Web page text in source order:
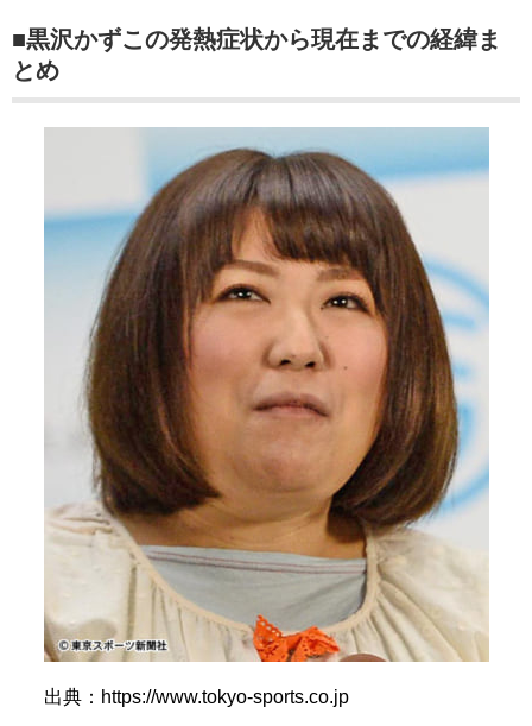
■黒沢かずこの発熱症状から現在までの経緯ま
とめ
出典：https://www.tokyo-sports.co.jp